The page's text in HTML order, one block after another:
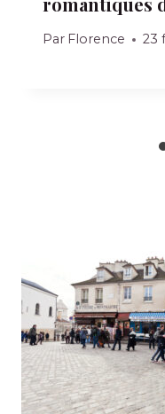
Par Florence 23